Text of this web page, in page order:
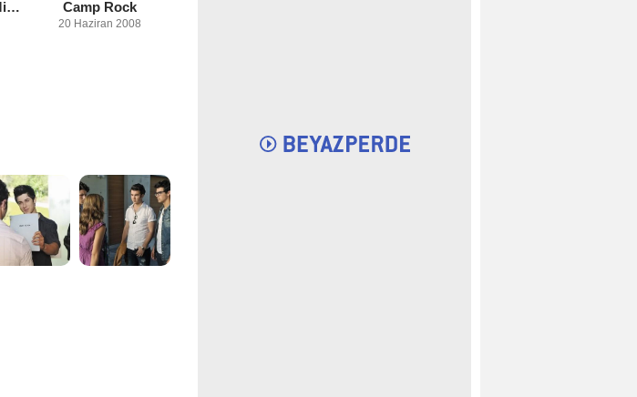
Hannah Montana/Miley Cyrus: Best of Both Worlds Concert Tour Camp Rock
20 Haziran 2008